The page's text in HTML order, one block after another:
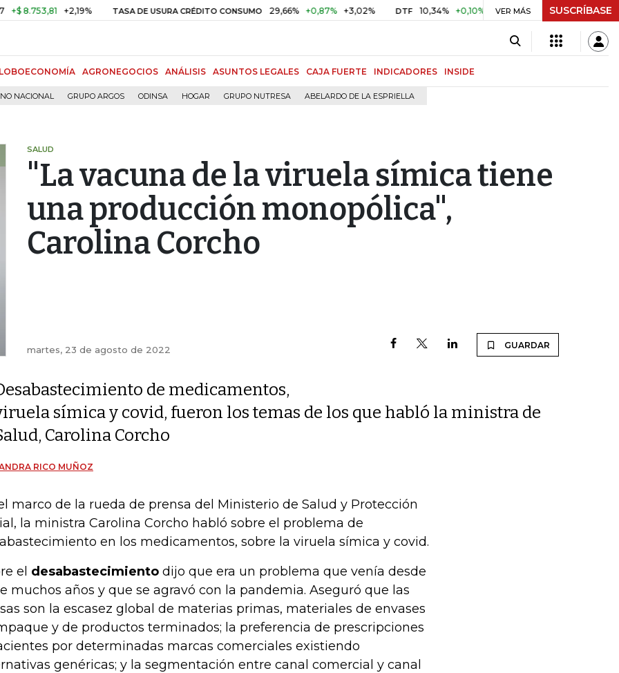
+2,19% TASA DE USURA CRÉDITO CONSUMO 29,66% +0,87% +3,02% DTF 10,34% +0,10% +0,98% UVR $ 416,96 +$ 0,05
VER MÁS SUSCRÍBASE
AGRONEGOCIOS ANÁLISIS ASUNTOS LEGALES CAJA FUERTE INDICADORES INSIDE
NACIONAL GRUPO ARGOS ODINSA HOGAR GRUPO NUTRESA ABELARDO DE LA ESPRIELLA
SALUD
"La vacuna de la viruela símica tiene
una producción monopólica",
Carolina Corcho
martes, 23 de agosto de 2022 GUARDAR
de medicamentos,
símica y covid, fueron los temas de los que habló la ministra de
Carolina Corcho
RICO MUÑOZ
marco de la rueda de prensa del Ministerio de Salud y Protección
la ministra Carolina Corcho habló sobre el problema de
en los medicamentos, sobre la viruela símica y covid.
el desabastecimiento dijo que era un problema que venía desde
muchos años y que se agravó con la pandemia. Aseguró que las
son la escasez global de materias primas, materiales de envases
y de productos terminados; la preferencia de prescripciones
por determinadas marcas comerciales existiendo
genéricas; y la segmentación entre canal comercial y canal